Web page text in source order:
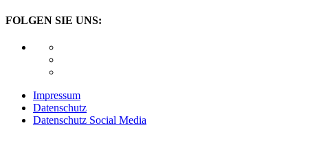
FOLGEN SIE UNS:
Impressum
Datenschutz
Datenschutz Social Media